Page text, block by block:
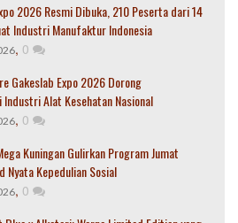
2026 Resmi Dibuka, 210 Peserta dari 14
Industri Manufaktur Indonesia
, 0
Gakeslab Expo 2026 Dorong
Alat Kesehatan Nasional
, 0
Kuningan Gulirkan Program Jumat
Nyata Kepedulian Sosial
, 0